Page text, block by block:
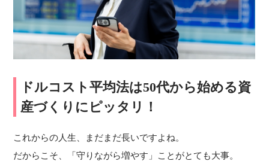
ドルコスト平均法は50代から始める資
産づくりにピッタリ！
これからの人生、まだまだ長いですよね。
だからこそ、「守りながら増やす」ことがとても大事。